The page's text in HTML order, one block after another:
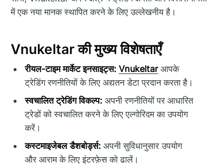
में एक नया मानक स्थापित करने के लिए उल्लेखनीय है।
Vnukeltar की मुख्य विशेषताएँ
रीयल-टाइम मार्केट इनसाइट्स: Vnukeltar आपके
ट्रेडिंग रणनीतियों के लिए अद्यतन डेटा प्रदान करता है।
स्वचालित ट्रेडिंग विकल्प: अपनी रणनीतियों पर आधारित
ट्रेडों को स्वचालित करने के लिए एल्गोरिदम का उपयोग
करें।
कस्टमाइजेबल डैशबोर्ड्स: अपनी सुविधानुसार उपयोग
और आराम के लिए इंटरफ़ेस को ढालें।